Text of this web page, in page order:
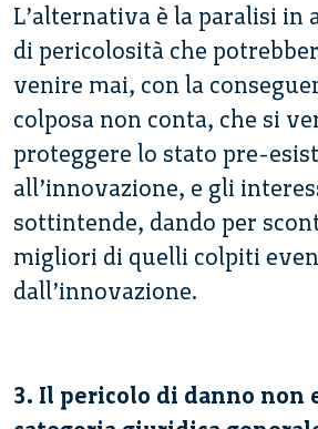
L’alternativa è la paralisi in
di pericolosità che
venire mai, con la
colposa non conta, che si
proteggere lo stato pre-
all’innovazione, e gli
sottintende, dando per
migliori di quelli colpiti
dall’innovazione.
3. Il pericolo di danno non